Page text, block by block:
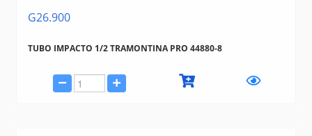
G26.900
TUBO IMPACTO 1/2 TRAMONTINA PRO 44880-8